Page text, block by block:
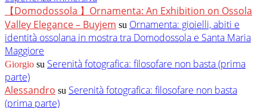
【Domodossola 】Ornamenta: An Exhibition on Ossola
Valley Elegance – Buyjem su Ornamenta: gioielli, abiti e
identità ossolana in mostra tra Domodossola e Santa Maria
Maggiore
Giorgio su Serenità fotografica: filosofare non basta (prima
parte)
Alessandro su Serenità fotografica: filosofare non basta
(prima parte)